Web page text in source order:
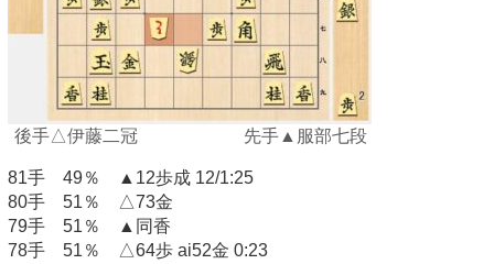
後手△伊藤二冠 先手▲服部七段
81手 49％ ▲12歩成 12/1:25
80手 51％ △73金
79手 51％ ▲同香
78手 51％ △64歩 ai52金 0:23